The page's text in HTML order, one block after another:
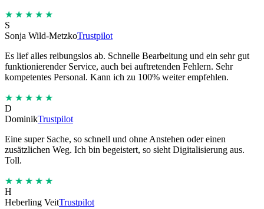
★★★★★
S
Sonja Wild-MetzkoTrustpilot
Es lief alles reibungslos ab. Schnelle Bearbeitung und ein sehr gut
funktionierender Service, auch bei auftretenden Fehlern. Sehr
kompetentes Personal. Kann ich zu 100% weiter empfehlen.
★★★★★
D
DominikTrustpilot
Eine super Sache, so schnell und ohne Anstehen oder einen
zusätzlichen Weg. Ich bin begeistert, so sieht Digitalisierung aus.
Toll.
★★★★★
H
Heberling VeitTrustpilot